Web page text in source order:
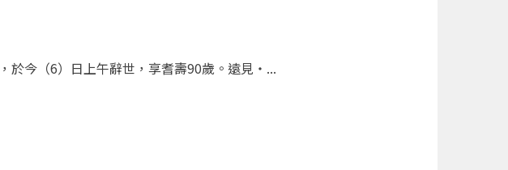
於今（6）日上午辭世，享耆壽90歲。遠見‧...